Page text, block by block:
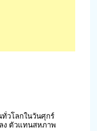
ทั่วโลกในวันศุกร์
ง ตัวแทนสหภาพ